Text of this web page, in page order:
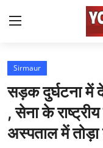
Login
Home
Political
Sirmaur
सड़क दुर्घटना में
, सेना के
अस्पताल में तोड़ा